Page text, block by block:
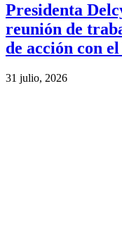
Presidenta
reunión de
de acción con
31 julio, 2026